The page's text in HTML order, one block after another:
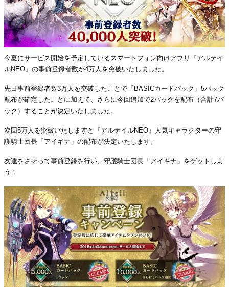
今夏にサービス開始を予定しているスマートフォン向けアプリ『アルテイ
ルNEO』の事前登録者数が4万人を突破いたしました。
先日事前登録者数3万人を突破したことで「BASICカードパック」5パック
配布が確定したことに加えて、さらに今回追加で2パックを配布（合計7パ
ック）することが決定いたしました。
次回5万人を突破いたしますと『アルテイルNEO』人気キャラクターの守
護騎士団長「アイギナ」の配布が決定いたします。
友達をさそって事前登録を行い、守護騎士団長「アイギナ」をゲットしよ
う！